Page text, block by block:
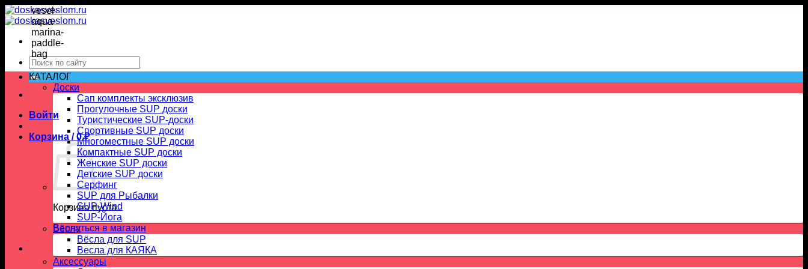
Skip
to
content
Искать:
Войти
Корзина /0₽
Корзина пуста.
Вернуться в магазин
КАТАЛОГ
Доски
Сап комплекты эксклюзив
Прогулочные SUP доски
Туристические SUP-доски
Спортивные SUP доски
Многоместные SUP доски
Компактные SUP доски
Женские SUP доски
Детские SUP доски
Серфинг
SUP для Рыбалки
SUP-Wind
SUP-Йога
Вёсла
Вёсла для SUP
Весла для КАЯКА
Аксессуары